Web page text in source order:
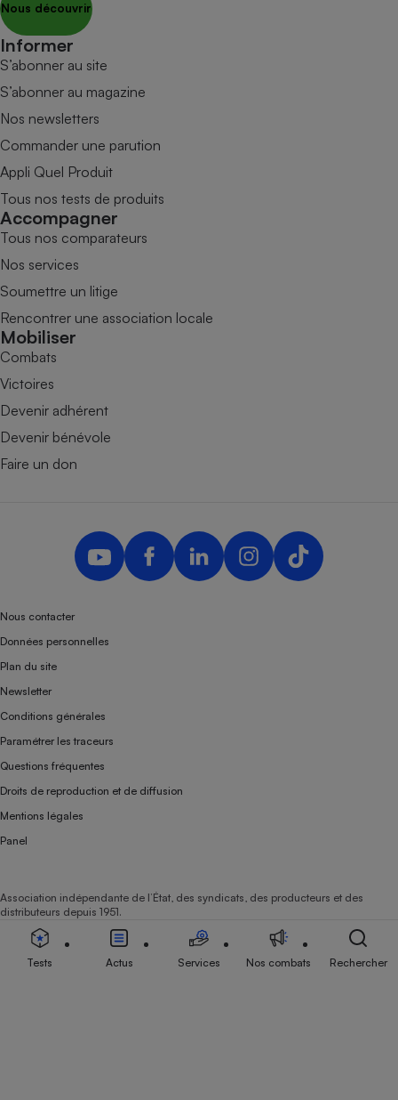
Nous découvrir
Informer
S’abonner au site
S’abonner au magazine
Nos newsletters
Commander une parution
Appli Quel Produit
Tous nos tests de produits
Accompagner
Tous nos comparateurs
Nos services
Soumettre un litige
Rencontrer une association locale
Mobiliser
Combats
Victoires
Devenir adhérent
Devenir bénévole
Faire un don
Nous contacter
Données personnelles
Plan du site
Newsletter
Conditions générales
Paramétrer les traceurs
Questions fréquentes
Droits de reproduction et de diffusion
Mentions légales
Panel
Association indépendante de l’État, des syndicats, des producteurs et des
distributeurs depuis 1951.
Tests Actus Services Nos combats Rechercher